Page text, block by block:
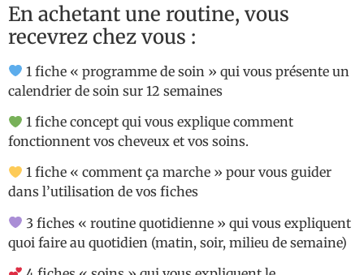
En achetant une routine, vous
recevrez chez vous :
1 fiche « programme de soin » qui vous présente un
calendrier de soin sur 12 semaines
1 fiche concept qui vous explique comment
fonctionnent vos cheveux et vos soins.
1 fiche « comment ça marche » pour vous guider
dans l’utilisation de vos fiches
3 fiches « routine quotidienne » qui vous expliquent
quoi faire au quotidien (matin, soir, milieu de semaine)